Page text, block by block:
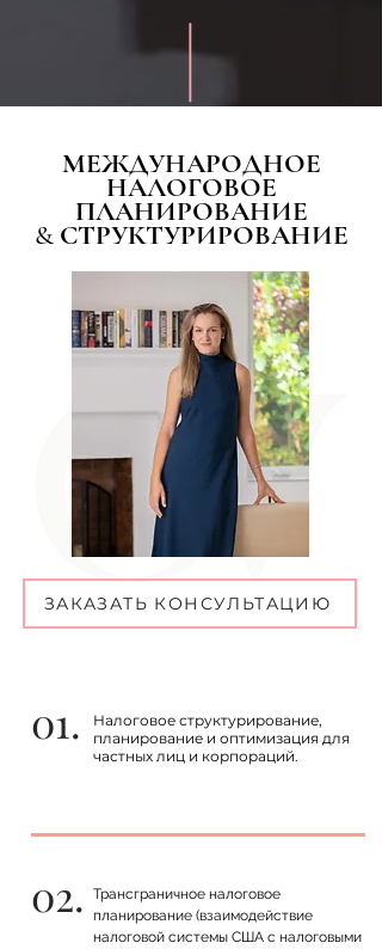
МЕЖДУНАРОДНОЕ
НАЛОГОВОЕ
ПЛАНИРОВАНИЕ
& СТРУКТУРИРОВАНИЕ
ЗАКАЗАТЬ КОНСУЛЬТАЦИЮ
01.
Налоговое структурирование,
планирование и оптимизация для
частных лиц и корпораций.
02.
Трансграничное налоговое
планирование (взаимодействие
налоговой системы США с налоговыми